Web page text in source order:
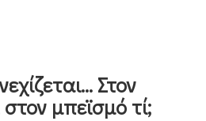
Στον
μπεϊσμό τί;